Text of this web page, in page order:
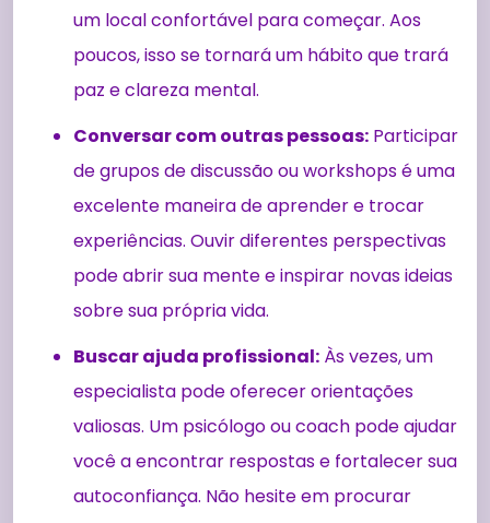
um local confortável para começar. Aos
poucos, isso se tornará um hábito que trará
paz e clareza mental.
Conversar com outras pessoas: Participar
de grupos de discussão ou workshops é uma
excelente maneira de aprender e trocar
experiências. Ouvir diferentes perspectivas
pode abrir sua mente e inspirar novas ideias
sobre sua própria vida.
Buscar ajuda profissional: Às vezes, um
especialista pode oferecer orientações
valiosas. Um psicólogo ou coach pode ajudar
você a encontrar respostas e fortalecer sua
autoconfiança. Não hesite em procurar